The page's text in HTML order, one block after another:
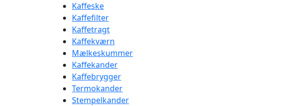
Kaffeske
Kaffefilter
Kaffetragt
Kaffekværn
Mælkeskummer
Kaffekander
Kaffebrygger
Termokander
Stempelkander